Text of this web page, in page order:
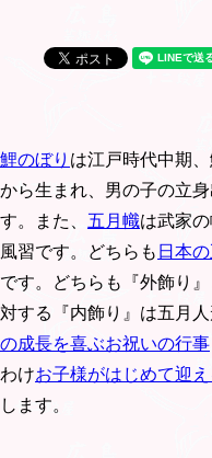
鯉のぼり は江戸時代中期
から生まれ、男の子の立
す。また、 五月幟は武家
風習です。どちらも 日本
です。どちらも『外飾り
対する『内飾り』は五月
の成長を喜ぶお祝いの行事
わけお子様がはじめて迎
します。